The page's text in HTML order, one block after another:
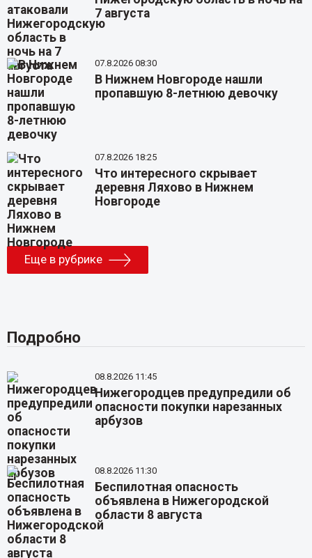
7 августа
07.8.2026 08:30
В Нижнем Новгороде нашли
пропавшую 8-летнюю девочку
07.8.2026 18:25
Что интересного скрывает
деревня Ляхово в Нижнем
Новгороде
Еще в рубрике
Подробно
08.8.2026 11:45
Нижегородцев предупредили об
опасности покупки нарезанных
арбузов
08.8.2026 11:30
Беспилотная опасность
объявлена в Нижегородской
области 8 августа